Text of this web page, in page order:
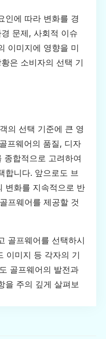
인에 따라 변화를 경
문제, 사회적 이슈
이미지에 영향을 미
은 소비자의 선택 기
의 선택 기준에 큰 영
프웨어의 품질, 디자
종합적으로 고려하여
합니다. 앞으로도 브
변화를 지속적으로 반
프웨어를 제공할 것
골프웨어를 선택하시
이미지 등 각자의 기
골프웨어의 발전과
을 주의 깊게 살펴보